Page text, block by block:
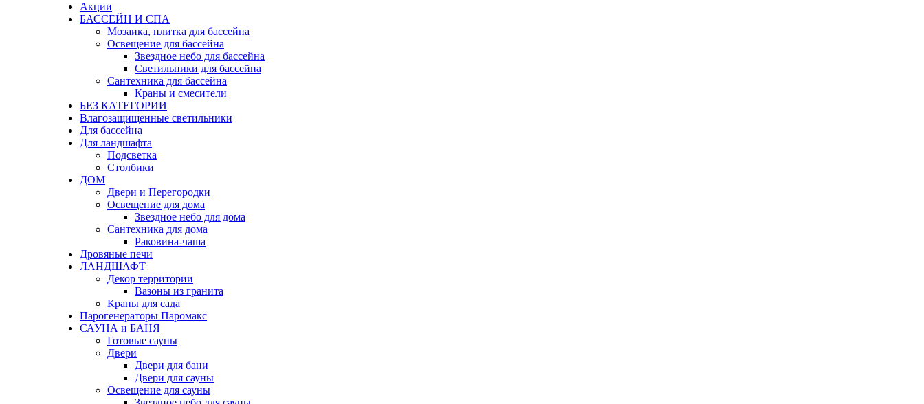
Акции
БАССЕЙН И СПА
Мозаика, плитка для бассейна
Освещение для бассейна
Звездное небо для бассейна
Светильники для бассейна
Сантехника для бассейна
Краны и смесители
БЕЗ КАТЕГОРИИ
Влагозащищенные светильники
Для бассейна
Для ландшафта
Подсветка
Столбики
ДОМ
Двери и Перегородки
Освещение для дома
Звездное небо для дома
Сантехника для дома
Раковина-чаша
Дровяные печи
ЛАНДШАФТ
Декор территории
Вазоны из гранита
Краны для сада
Парогенераторы Паромакс
САУНА и БАНЯ
Готовые сауны
Двери
Двери для бани
Двери для сауны
Освещение для сауны